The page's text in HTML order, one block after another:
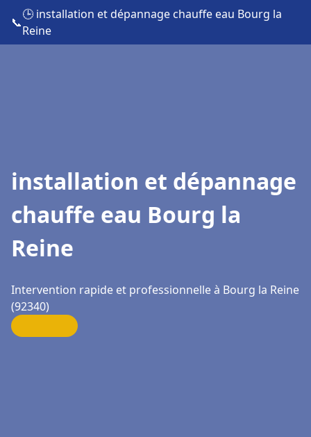
📞
🕒 installation et dépannage chauffe eau Bourg la
Reine
installation et dépannage
chauffe eau Bourg la
Reine
Intervention rapide et professionnelle à Bourg la Reine
(92340)